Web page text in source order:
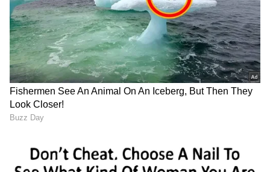
ಸಿನಿಮಾ ವಿಮರ್ಶೆಗಳು (Kannada Movies Review),
ತಾರೆಯರ ಸಂದರ್ಶನಗಳು, ಧಾರಾವಾಹಿ ಅಪ್‌ಡೇಟ್ಸ್‌,
ತೆರೆಮರೆಯ ಕಥೆಗಳು,OTT ರಿಲೀಸ್‌ಗಳ ಬಗ್ಗೆ
ಮಾಹಿತಿಯೂ ಇಲ್ಲಿದೆ.